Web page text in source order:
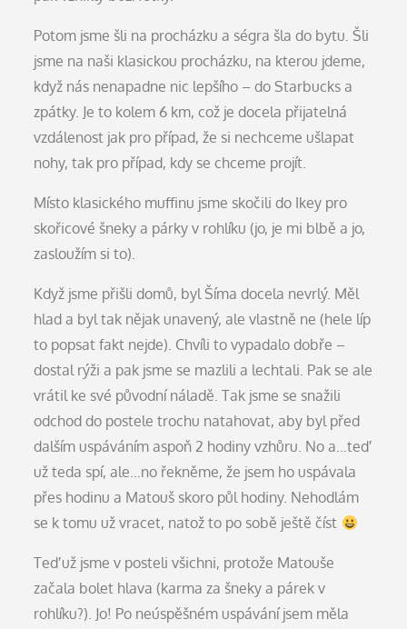
Potom jsme šli na procházku a ségra šla do bytu. Šli
jsme na naši klasickou procházku, na kterou jdeme,
když nás nenapadne nic lepšího – do Starbucks a
zpátky. Je to kolem 6 km, což je docela přijatelná
vzdálenost jak pro případ, že si nechceme ušlapat
nohy, tak pro případ, kdy se chceme projít.
Místo klasického muffinu jsme skočili do Ikey pro
skořicové šneky a párky v rohlíku (jo, je mi blbě a jo,
zasloužím si to).
Když jsme přišli domů, byl Šíma docela nevrlý. Měl
hlad a byl tak nějak unavený, ale vlastně ne (hele líp
to popsat fakt nejde). Chvíli to vypadalo dobře –
dostal rýži a pak jsme se mazlili a lechtali. Pak se ale
vrátil ke své původní náladě. Tak jsme se snažili
odchod do postele trochu natahovat, aby byl před
dalším uspáváním aspoň 2 hodiny vzhůru. No a…teď
už teda spí, ale…no řekněme, že jsem ho uspávala
přes hodinu a Matouš skoro půl hodiny. Nehodlám
se k tomu už vracet, natož to po sobě ještě číst
Teď už jsme v posteli všichni, protože Matouše
začala bolet hlava (karma za šneky a párek v
rohlíku?). Jo! Po neúspěšném uspávání jsem měla